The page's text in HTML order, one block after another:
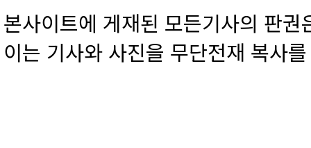
본사이트에 게재된 모든기사의 판
이는 기사와 사진을 무단전재 복사